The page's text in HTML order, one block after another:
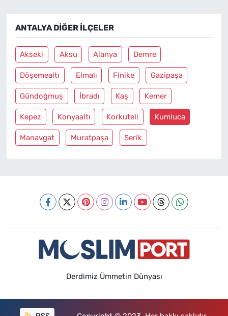
ANTALYA DIĞER İLÇELER
Akseki Aksu Alanya Demre
Döşemealtı Elmalı Finike Gazipaşa
Gündoğmuş İbradı Kaş Kemer
Kepez Konyaaltı Korkuteli Kumluca
Manavgat Muratpaşa Serik
Derdimiz Ümmetin Dünyası